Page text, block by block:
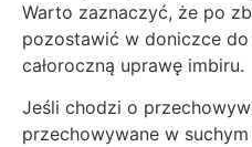
Warto zaznaczyć, że po
pozostawić w doniczce
całoroczną uprawę imbiru.
Jeśli chodzi o
przechowywane w